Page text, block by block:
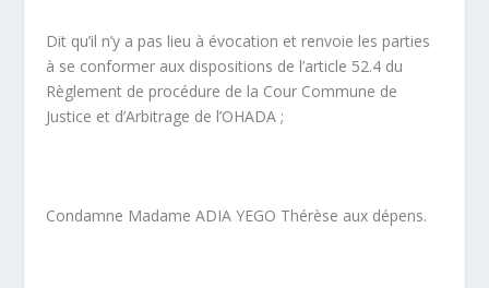
Dit qu’il n’y a pas lieu à évocation et renvoie les parties
à se conformer aux dispositions de l’article 52.4 du
Règlement de procédure de la Cour Commune de
Justice et d’Arbitrage de l’OHADA ;
Condamne Madame ADIA YEGO Thérèse aux dépens.